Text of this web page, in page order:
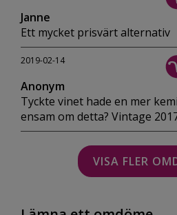
Janne
Ett mycket prisvärt alternativ
2019-02-14
Anonym
Tyckte vinet hade en mer
ensam om detta? Vintage
VISA FLER